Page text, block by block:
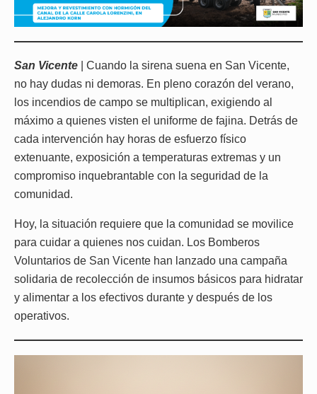
San Vicente | Cuando la sirena suena en San Vicente,
no hay dudas ni demoras. En pleno corazón del verano,
los incendios de campo se multiplican, exigiendo al
máximo a quienes visten el uniforme de fajina. Detrás de
cada intervención hay horas de esfuerzo físico
extenuante, exposición a temperaturas extremas y un
compromiso inquebrantable con la seguridad de la
comunidad.
Hoy, la situación requiere que la comunidad se movilice
para cuidar a quienes nos cuidan. Los Bomberos
Voluntarios de San Vicente han lanzado una campaña
solidaria de recolección de insumos básicos para hidratar
y alimentar a los efectivos durante y después de los
operativos.